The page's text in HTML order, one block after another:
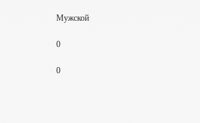
Мужской
0
0